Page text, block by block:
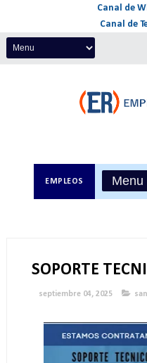
Canal de
Canal de
EMPLEOS
SOPORTE
septiembre 04, 2025